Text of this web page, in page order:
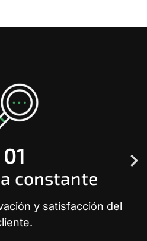
01
constante
y satisfacción del